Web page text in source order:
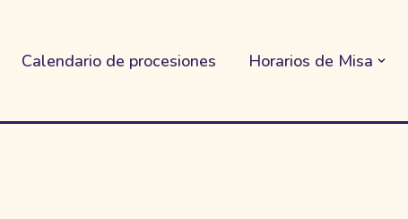
Calendario de procesiones Horarios de Misa